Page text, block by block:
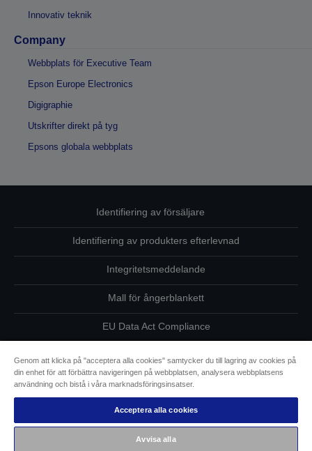
Innovativ teknik
Company
Webbplats för Executive Team
Epson Europe Electronics
Digigraphie
Utskrifter direkt på tyg
Epsons globala webbplats
Identifiering av försäljare
Identifiering av produkters efterlevnad
Integritetsmeddelande
Mall för ångerblankett
EU Data Act Compliance
Kontakta oss angående dina uppgifter
Information om cookies
Epsons åtagande avseende tillgänglighet
Genom att klicka på "acceptera alla cookies" samtycker du till lagring av cookies på
din enhet för att förbättra navigeringen på webbplatsen, analysera webbplatsens
användning och bistå i våra marknadsföringsinsatser.
Acceptera alla cookies
Avvisa alla